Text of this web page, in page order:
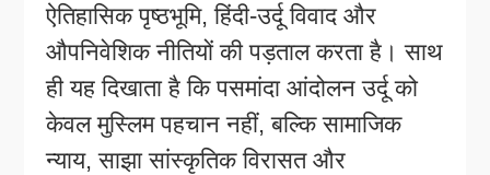
ऐतिहासिक पृष्ठभूमि, हिंदी-उर्दू विवाद और
औपनिवेशिक नीतियों की पड़ताल करता है। साथ
ही यह दिखाता है कि पसमांदा आंदोलन उर्दू को
केवल मुस्लिम पहचान नहीं, बल्कि सामाजिक
न्याय, साझा सांस्कृतिक विरासत और